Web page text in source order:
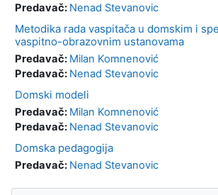
Predavač: Nenad Stevanovic
Metodika rada vaspitača u domskim i
vaspitno-obrazovnim ustanovama
Predavač: Milan Komnenović
Predavač: Nenad Stevanovic
Domski modeli
Predavač: Milan Komnenović
Predavač: Nenad Stevanovic
Domska pedagogija
Predavač: Nenad Stevanovic